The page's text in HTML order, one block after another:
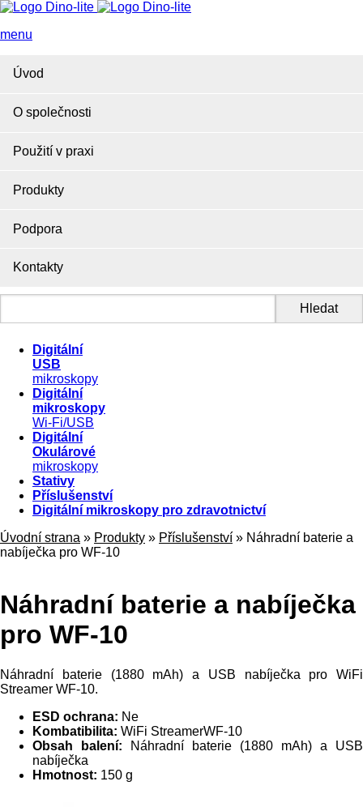
menu
Úvod
O společnosti
Použití v praxi
Produkty
Podpora
Kontakty
Digitální
USB
mikroskopy
Digitální
mikroskopy
Wi-Fi/USB
Digitální
Okulárové
mikroskopy
Stativy
Příslušenství
Digitální mikroskopy pro zdravotnictví
Úvodní strana » Produkty » Příslušenství » Náhradní baterie a
nabíječka pro WF-10
Náhradní baterie a nabíječka
pro WF-10
Náhradní baterie (1880 mAh) a USB nabíječka pro WiFi
Streamer WF-10.
ESD ochrana: Ne
Kombatibilita: WiFi StreamerWF-10
Obsah balení: Náhradní baterie (1880 mAh) a USB
nabíječka
Hmotnost: 150 g